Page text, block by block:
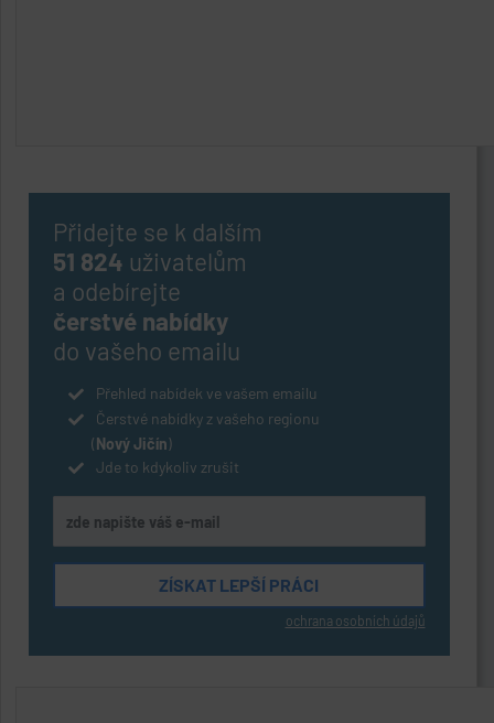
Přidejte se k dalším
51 824 uživatelům
a odebírejte
čerstvé nabídky
do vašeho emailu
Přehled nabídek ve vašem emailu
Čerstvé nabídky z vašeho regionu
(Nový Jičín)
Jde to kdykoliv zrušit
ochrana osobních údajů